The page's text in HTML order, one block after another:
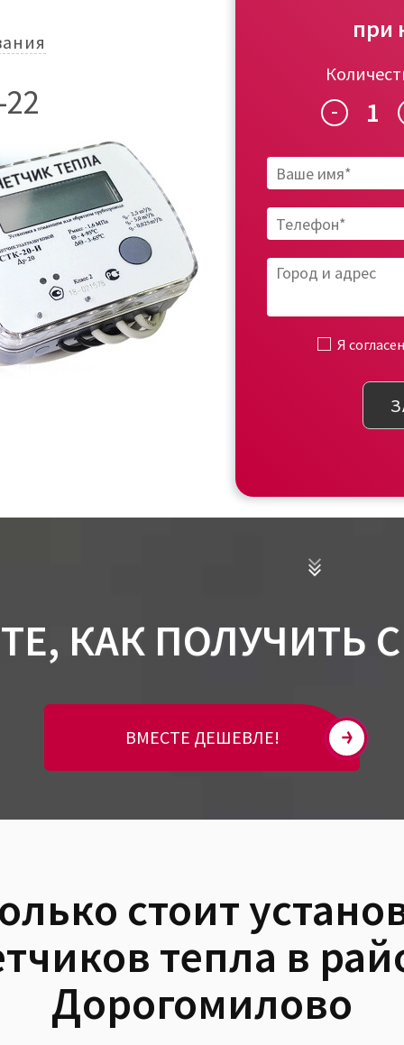
при
- 1
Я
КАК ПОЛУЧИТЬ
ВМЕСТЕ ДЕШЕВЛЕ!
стоит
тепла в
Дорогомилово